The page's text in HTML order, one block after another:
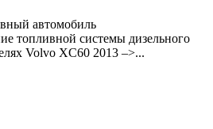
автомобиль
топливной системы дизельного
Volvo XC60 2013 –>...